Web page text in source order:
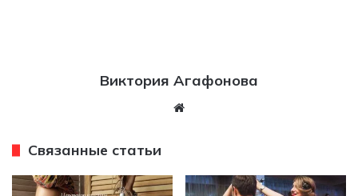
Виктория Агафонова
Связанные статьи